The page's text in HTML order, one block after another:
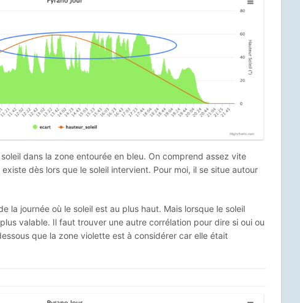
dans la zone entourée en bleu. On comprend assez vite
dès lors que le soleil intervient. Pour moi, il se situe autour
la journée où le soleil est au plus haut. Mais lorsque le soleil
valable. Il faut trouver une autre corrélation pour dire si oui ou
que la zone violette est à considérer car elle était